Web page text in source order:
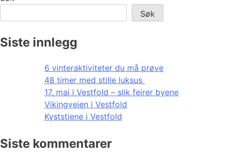
Søk
Siste innlegg
6 vinteraktiviteter du må prøve
48 timer med stille luksus
17. mai i Vestfold – slik feirer byene
Vikingveien i Vestfold
Kyststiene i Vestfold
Siste kommentarer